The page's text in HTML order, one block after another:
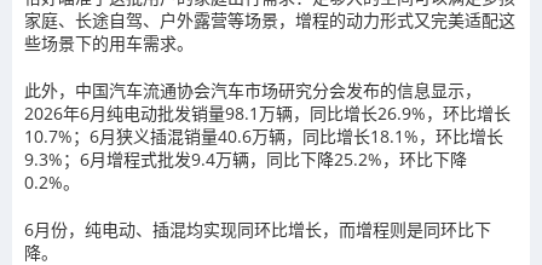
家庭、长途自驾、户外露营等场景，增程的动力形式又完美适配这
些场景下的用车需求。
此外，中国汽车流通协会汽车市场研究分会发布的信息显示，
2026年6月纯电动批发销量98.1万辆，同比增长26.9%，环比增长
10.7%；6月狭义插混销量40.6万辆，同比增长18.1%，环比增长
9.3%；6月增程式批发9.4万辆，同比下降25.2%，环比下降
0.2%。
6月份，纯电动、插混均实现同环比增长，而增程则是同环比下
降。